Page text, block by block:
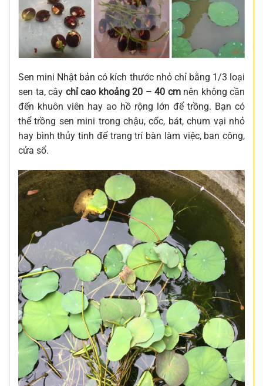
Sen mini Nhật bản có kích thước nhỏ chỉ bằng 1/3 loại
sen ta, cây chỉ cao khoảng 20 – 40 cmnên không cần
đến khuôn viên hay ao hồ rộng lớn để trồng. Bạn có
thể trồng sen mini trong chậu, cốc, bát, chum vại nhỏ
hay bình thủy tinh để trang trí bàn làm việc, ban công,
cửa sổ.